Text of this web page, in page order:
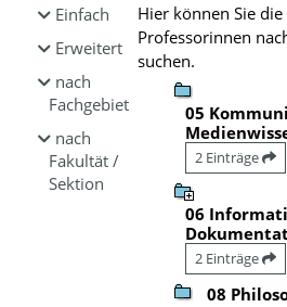
Einfach
Erweitert
nach
Fachgebiet
nach
Fakultät /
Sektion
Hier können Sie
Professorinnen
suchen.
05
2 Einträge
06
2 Einträge
08